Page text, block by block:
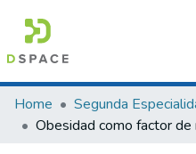
Communities & Collections
All of DSpace
Home Segunda